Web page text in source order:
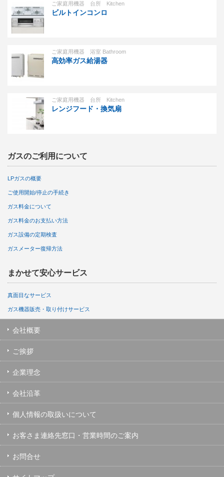
ご家庭用機器 台所 Kitchen
ビルトインコンロ
ご家庭用機器 浴室 Bathroom
高効率ガス給湯器
ご家庭用機器 台所 Kitchen
レンジフード・換気扇
ガスのご利用について
LPガスの概要
ご使用開始/停止の手続き
ガス料金について
ガス料金のお支払い方法
ガス設備の定期検査
ガスメーター復帰方法
まかせて安心サービス
真面目なサービス
ガス機器販売・取り付けサービス
会社概要
ご挨拶
企業理念
会社沿革
個人情報の取扱いについて
お客さま連絡先窓口・営業時間のご案内
お問合せ